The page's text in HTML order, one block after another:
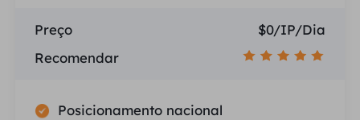
Preço
$0/IP/Dia
Recomendar
Posicionamento nacional